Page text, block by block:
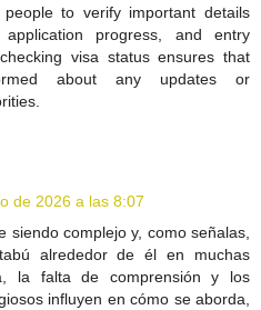
to verify important details
progress, and entry
visa status ensures that
about any updates or
de 2026 a las 8:07
siendo complejo y, como señalas,
alrededor de él en muchas
la falta de comprensión y los
influyen en cómo se aborda,